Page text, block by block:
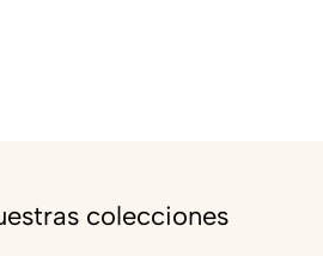
colecciones